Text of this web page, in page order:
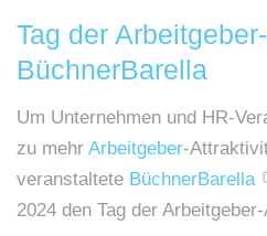
Tag der
BüchnerBarella
Um Unternehmen und HR-
zu mehr Arbeitgeber-
veranstaltete BüchnerBarella
2024 den Tag der